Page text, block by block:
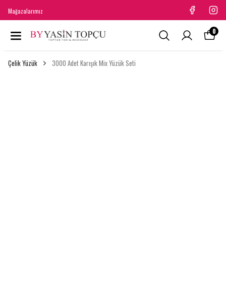
Mağazalarımız
0
Çelik Yüzük 3000 Adet Karışık Mix Yüzük Seti